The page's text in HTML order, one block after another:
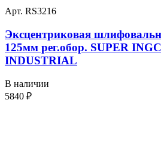
Арт. RS3216
Эксцентриковая
125мм рег.обор. SUPER
INDUSTRIAL
В наличии
5840 ₽